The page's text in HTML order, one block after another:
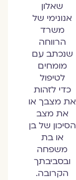
שאלון
אנונימי של
משרד
הרווחה
שנכתב עם
מומחים
לטיפול
כדי לזהות
את מצבך או
את מצב
הסיכון של בן
או בת
משפחה
ובסביבתך
הקרובה.